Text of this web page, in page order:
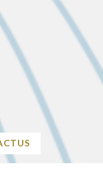
une subvention
intégralement
nécessaires, et